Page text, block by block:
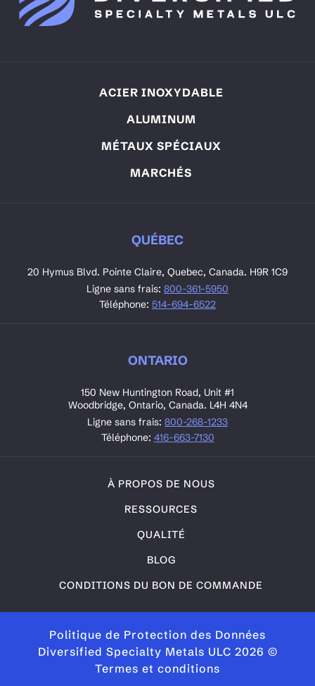
ACIER INOXYDABLE
ALUMINUM
MÉTAUX SPÉCIAUX
MARCHÉS
20 Hymus Blvd. Pointe Claire, Quebec, Canada. H9R 1C9
Ligne sans frais: 800-361-5950
Téléphone: 514-694-6522
QUÉBEC
150 New Huntington Road, Unit #1
Woodbridge, Ontario, Canada. L4H 4N4
Ligne sans frais: 800-268-1233
Téléphone: 416-663-7130
ONTARIO
À PROPOS DE NOUS
RESSOURCES
QUALITÉ
BLOG
CONDITIONS DU BON DE COMMANDE
Politique de Protection des Données
Diversified Specialty Metals ULC 2026 ©
Termes et conditions